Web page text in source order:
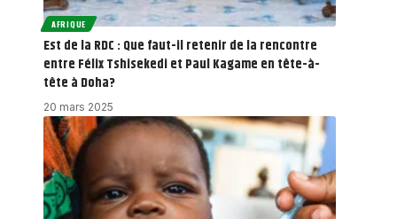
AFRIQUE
Est de la RDC : Que faut-il retenir de la rencontre
entre Félix Tshisekedi et Paul Kagame en tête-à-
tête à Doha?
20 mars 2025